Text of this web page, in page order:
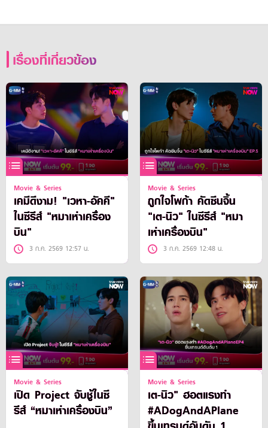
เรื่องที่เกี่ยวข้อง
Movie & Series
เคมีดีงาม! "เวหา-อัคคี"
ในซีรีส์ "หมาเห่าเครื่อง
บิน"
3 ก.ค. 2569 12:57 น.
Movie & Series
ถูกใจโพก้า คัดซีนจิ้น
"เต-นิว" ในซีรีส์ "หมา
เห่าเครื่องบิน"
3 ก.ค. 2569 12:48 น.
Movie & Series
เปิด Project จับชู้ในซี
รีส์ “หมาเห่าเครื่องบิน”
Movie & Series
เต-นิว" ฮอตแรงทำ
#ADogAndAPlane